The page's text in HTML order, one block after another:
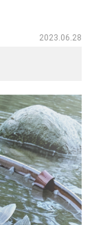
2023.06.28